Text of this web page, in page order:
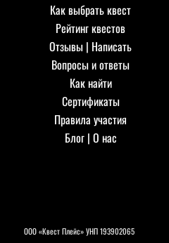
Как выбрать квест
Рейтинг квестов
Отзывы | Написать
Вопросы и ответы
Как найти
Сертификаты
Правила участия
Блог| О нас
ООО «Квест Плейс» УНП 193902065